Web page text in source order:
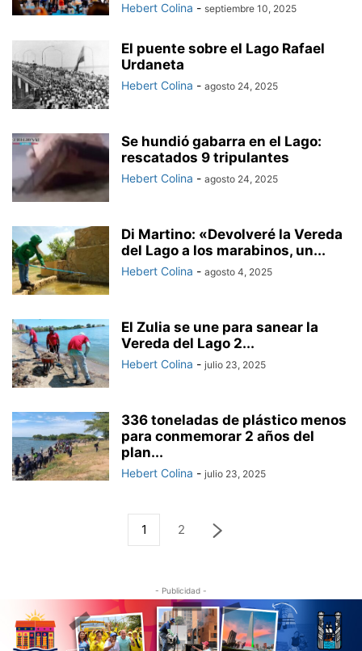
Hebert Colina - septiembre 10, 2025
El puente sobre el Lago Rafael
Urdaneta
Hebert Colina - agosto 24, 2025
Se hundió gabarra en el Lago:
rescatados 9 tripulantes
Hebert Colina - agosto 24, 2025
Di Martino: «Devolveré la Vereda
del Lago a los marabinos, un...
Hebert Colina - agosto 4, 2025
El Zulia se une para sanear la
Vereda del Lago 2...
Hebert Colina - julio 23, 2025
336 toneladas de plástico menos
para conmemorar 2 años del
plan...
Hebert Colina - julio 23, 2025
1 2
- Publicidad -